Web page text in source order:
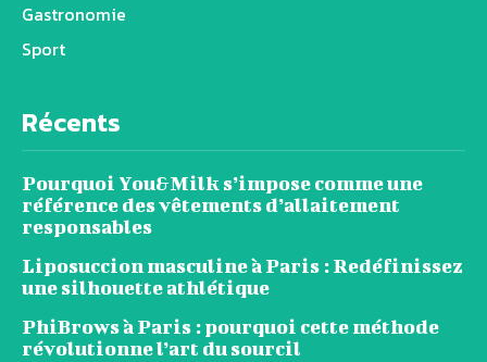
Gastronomie
Sport
Récents
Pourquoi You&Milk s’impose comme une
référence des vêtements d’allaitement
responsables
Liposuccion masculine à Paris : Redéfinissez
une silhouette athlétique
PhiBrows à Paris : pourquoi cette méthode
révolutionne l’art du sourcil